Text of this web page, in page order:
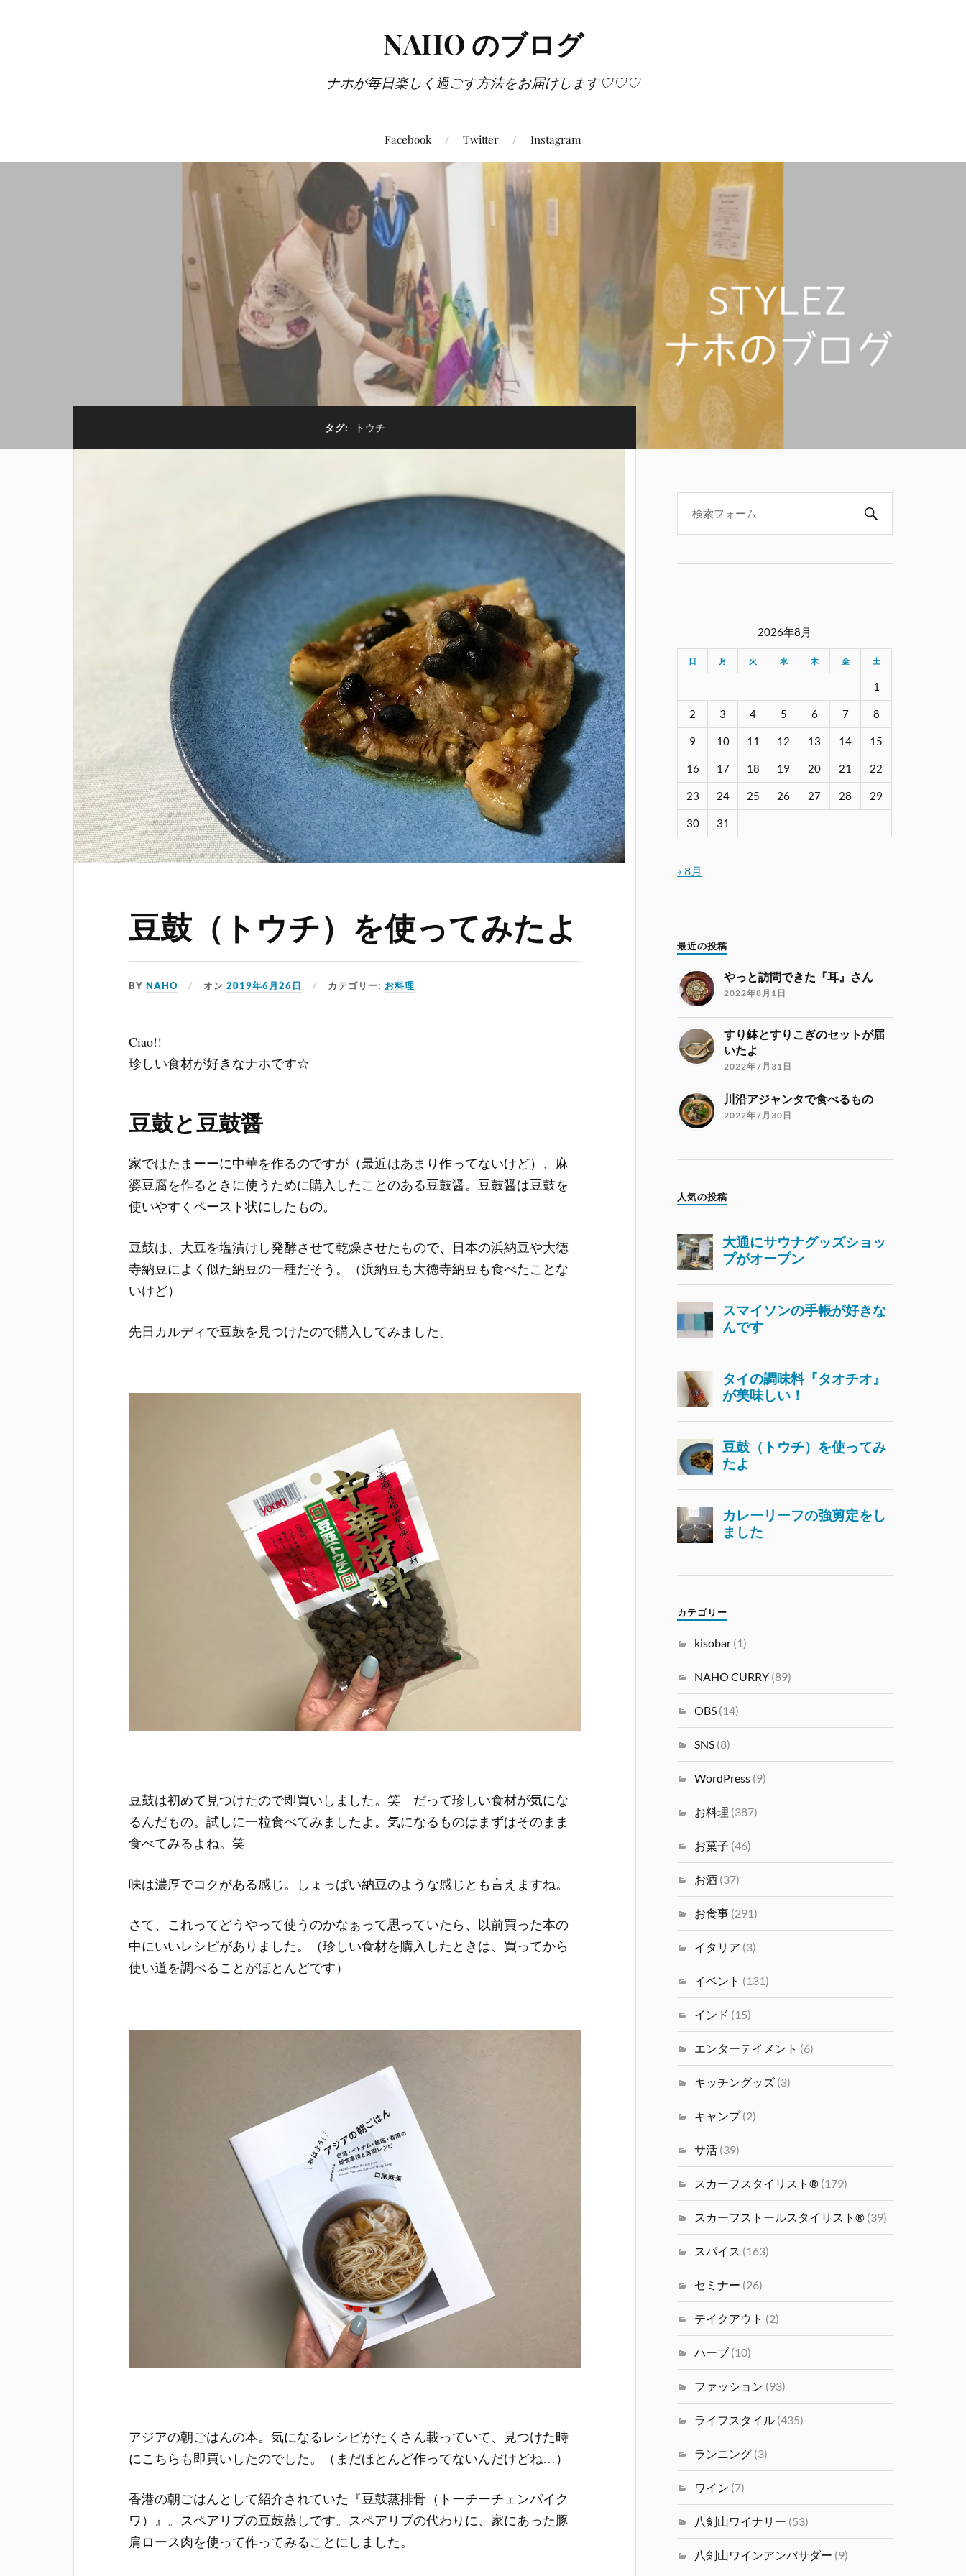
NAHO のブログ
ナホが毎日楽しく過ごす方法をお届けします♡♡♡
Facebook Twitter Instagram
タグ: トウチ
豆鼓（トウチ）を使ってみたよ
BYNAHO オン2019年6月26日 カテゴリー: お料理
Ciao!!
珍しい食材が好きなナホです☆
豆鼓と豆鼓醤
家ではたまーーに中華を作るのですが（最近はあまり作ってないけど）、麻
婆豆腐を作るときに使うために購入したことのある豆鼓醤。豆鼓醤は豆鼓を
使いやすくペースト状にしたもの。
豆鼓は、大豆を塩漬けし発酵させて乾燥させたもので、日本の浜納豆や大徳
寺納豆によく似た納豆の一種だそう。（浜納豆も大徳寺納豆も食べたことな
いけど）
先日カルディで豆鼓を見つけたので購入してみました。
豆鼓は初めて見つけたので即買いしました。笑 だって珍しい食材が気にな
るんだもの。試しに一粒食べてみましたよ。気になるものはまずはそのまま
食べてみるよね。笑
味は濃厚でコクがある感じ。しょっぱい納豆のような感じとも言えますね。
さて、これってどうやって使うのかなぁって思っていたら、以前買った本の
中にいいレシピがありました。（珍しい食材を購入したときは、買ってから
使い道を調べることがほとんどです）
アジアの朝ごはんの本。気になるレシピがたくさん載っていて、見つけた時
にこちらも即買いしたのでした。（まだほとんど作ってないんだけどね…）
香港の朝ごはんとして紹介されていた『豆鼓蒸排骨（トーチーチェンパイク
ワ）』。スペアリブの豆鼓蒸しです。スペアリブの代わりに、家にあった豚
肩ロース肉を使って作ってみることにしました。
2026年8月
日 月 火 水 木 金 土
1
2 3 4 5 6 7 8
9 10 11 12 13 14 15
16 17 18 19 20 21 22
23 24 25 26 27 28 29
30 31
« 8月
最近の投稿
やっと訪問できた『耳』さん
2022年8月1日
すり鉢とすりこぎのセットが届
いたよ
2022年7月31日
川沿アジャンタで食べるもの
2022年7月30日
人気の投稿
カテゴリー
kisobar (1)
NAHO CURRY (89)
OBS (14)
SNS (8)
WordPress (9)
お料理 (387)
お菓子 (46)
お酒 (37)
お食事 (291)
イタリア (3)
イベント (131)
インド (15)
エンターテイメント (6)
キッチングッズ (3)
キャンプ(2)
サ活 (39)
スカーフスタイリスト® (179)
スカーフストールスタイリスト® (39)
スパイス (163)
セミナー (26)
テイクアウト (2)
ハーブ (10)
ファッション (93)
ライフスタイル (435)
ランニング (3)
ワイン (7)
八剣山ワイナリー (53)
八剣山ワインアンバサダー (9)